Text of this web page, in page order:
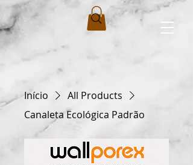
Início
All Products
Canaleta Ecológica Padrão